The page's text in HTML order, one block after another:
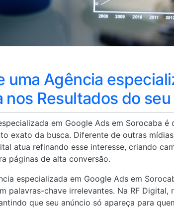
uma Agência
nos Resultados do
em Google Ads em Sorocaba
exato da busca. Diferente de outras
atua refinando esse interesse, criando
páginas de alta conversão.
especializada em Google Ads em
palavras-chave irrelevantes. Na RF Digital,
que seu anúncio só apareça para